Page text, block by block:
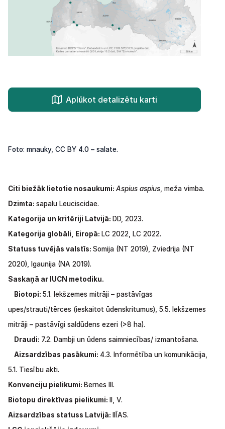
Aplūkot detalizētu karti
Foto: mnauky, CC BY 4.0 – salate.
Citi biežāk lietotie nosaukumi: Aspius aspius meža vimba.
Dzimta: sapalu Leuciscidae.
Kategorija un kritēriji Latvijā: DD, 2023.
Kategorija globāli, Eiropā: LC 2022, LC 2022.
Statuss tuvējās valstīs: Somija (NT 2019), Zviedrija (NT
2020), Igaunija (NA 2019).
Saskaņā ar IUCN metodiku.
Biotopi: 5.1. Iekšzemes mitrāji – pastāvīgas
upes/strauti/tērces (ieskaitot ūdenskritumus), 5.5. Iekšzemes
mitrāji – pastāvīgi saldūdens ezeri (>8 ha).
Draudi: 7.2. Dambji un ūdens saimniecības/ izmantošana.
Aizsardzības pasākumi: 4.3. Informētība un komunikācija,
5.1. Tiesību akti.
Konvenciju pielikumi: Bernes III.
Biotopu direktīvas pielikumi:
V.
Aizsardzības statuss Latvijā:
IIĪAS.